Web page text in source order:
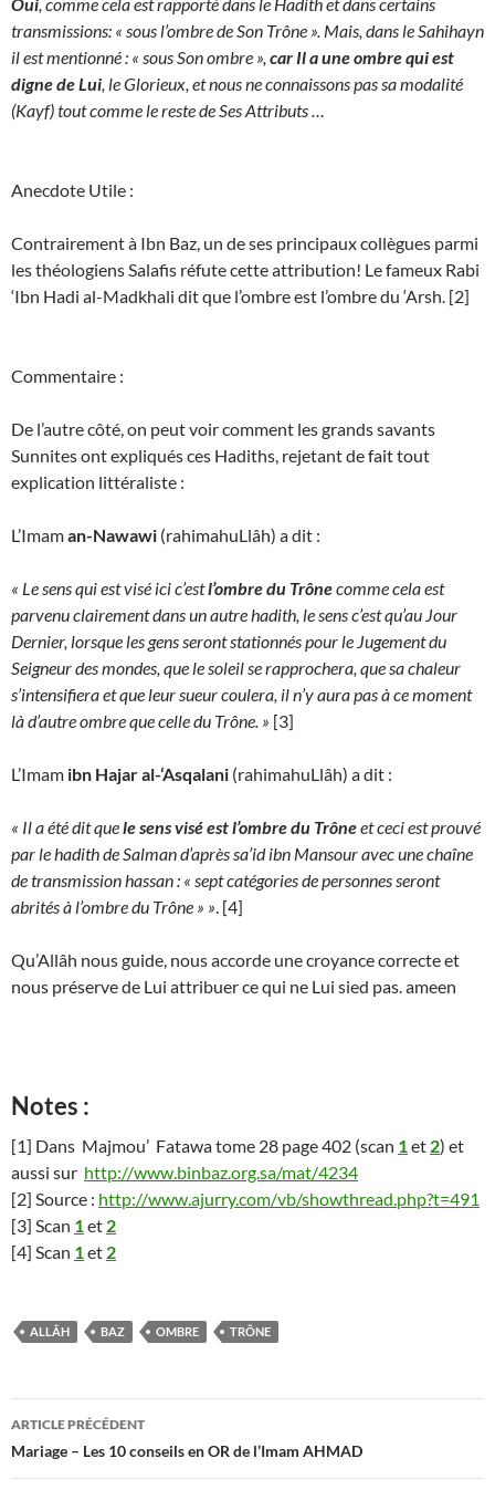
Oui, comme cela est rapporté dans le Hadith et dans certains
transmissions: « sous l’ombre de Son Trône ». Mais, dans le Sahihayn
il est mentionné : « sous Son ombre », car Il a une ombre qui est
digne de Lui, le Glorieux, et nous ne connaissons pas sa modalité
(Kayf) tout comme le reste de Ses Attributs …
Anecdote Utile :
Contrairement à Ibn Baz, un de ses principaux collègues parmi
les théologiens Salafis réfute cette attribution! Le fameux Rabi
‘Ibn Hadi al-Madkhali dit que l’ombre est l’ombre du ‘Arsh. [2]
Commentaire :
De l’autre côté, on peut voir comment les grands savants
Sunnites ont expliqués ces Hadiths, rejetant de fait tout
explication littéraliste :
L’Imaman-Nawawi (rahimahuLlâh) a dit :
« Le sens qui est visé ici c’estl’ombre du Trônecomme cela est
parvenu clairement dans un autre hadith, le sens c’est qu’au Jour
Dernier, lorsque les gens seront stationnés pour le Jugement du
Seigneur des mondes, que le soleil se rapprochera, que sa chaleur
s’intensifiera et que leur sueur coulera, il n’y aura pas à ce moment
là d’autre ombre que celle du Trône. » [3]
L’Imam ibn Hajar al-‘Asqalani (rahimahuLlâh) a dit :
« Il a été dit quele sens visé est l’ombre du Trôneet ceci est prouvé
par le hadith de Salman d’après sa’id ibn Mansour avec une chaîne
de transmission hassan : « sept catégories de personnes seront
abrités à l’ombre du Trône » ». [4]
Qu’Allâh nous guide, nous accorde une croyance correcte et
nous préserve de Lui attribuer ce qui ne Lui sied pas. ameen
Notes :
[1] Dans Majmou’ Fatawa tome 28 page 402 (scan 1et 2) et
aussi sur http://www.binbaz.org.sa/mat/4234
[2] Source : http://www.ajurry.com/vb/showthread.php?t=491
[3] Scan 1et 2
[4] Scan 1et 2
ALLÂH BAZ OMBRE TRÔNE
Navigation
des
ARTICLE PRÉCÉDENT
Mariage – Les 10 conseils en OR de l’Imam AHMAD